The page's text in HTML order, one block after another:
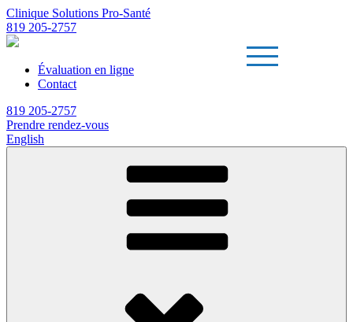
Clinique Solutions Pro-Santé
819 205-2757
Évaluation en ligne
Contact
819 205-2757
Prendre rendez-vous
English